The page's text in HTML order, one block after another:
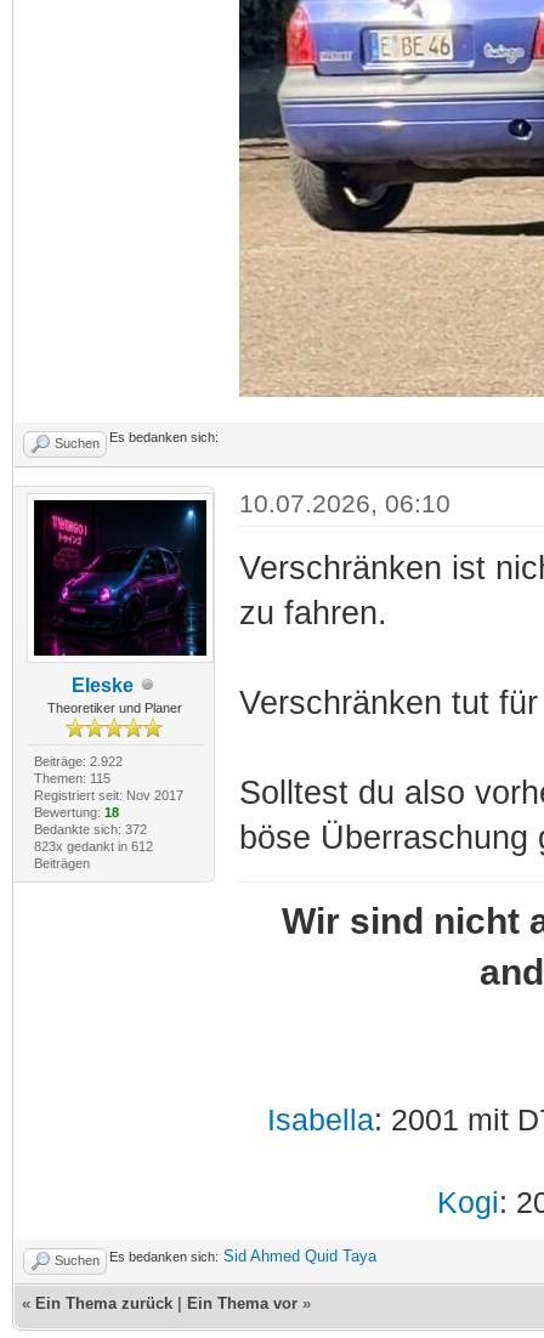
Suchen Es bedanken sich:
Eleske
Theoretiker und Planer
Beiträge: 2.922
Themen: 115
Registriert seit: Nov 2017
Bewertung: 18
Bedankte sich: 372
823x gedankt in 612
Beiträgen
10.07.2026, 06:10
Verschränken ist
zu fahren.
Verschränken tut
Solltest du also
böse Überraschung
Wir sind nicht
Isabella: 2001 mit
Kogi:
Suchen Es bedanken sich: Sid Ahmed Quid Taya
« Ein Thema zurück Ein Thema vor »